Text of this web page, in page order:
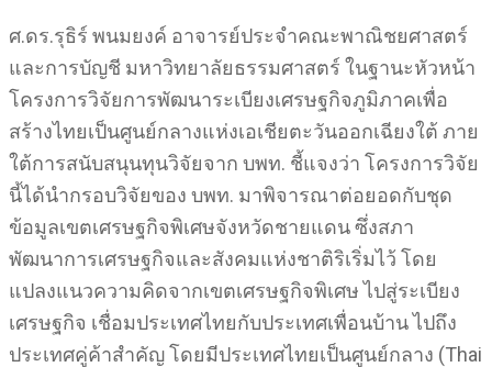
ศ.ดร.รุธิร์ พนมยงค์ อาจารย์ประจำคณะพาณิชยศาสตร์
และการบัญชี มหาวิทยาลัยธรรมศาสตร์ ในฐานะหัวหน้า
โครงการวิจัยการพัฒนาระเบียงเศรษฐกิจภูมิภาคเพื่อ
สร้างไทยเป็นศูนย์กลางแห่งเอเชียตะวันออกเฉียงใต้ ภาย
ใต้การสนับสนุนทุนวิจัยจาก บพท. ชี้แจงว่า โครงการวิจัย
นี้ได้นำกรอบวิจัยของ บพท. มาพิจารณาต่อยอดกับชุด
ข้อมูลเขตเศรษฐกิจพิเศษจังหวัดชายแดน ซึ่งสภา
พัฒนาการเศรษฐกิจและสังคมแห่งชาติริเริ่มไว้ โดย
แปลงแนวความคิดจากเขตเศรษฐกิจพิเศษ ไปสู่ระเบียง
เศรษฐกิจ เชื่อมประเทศไทยกับประเทศเพื่อนบ้าน ไปถึง
ประเทศคู่ค้าสำคัญ โดยมีประเทศไทยเป็นศูนย์กลาง (Thai